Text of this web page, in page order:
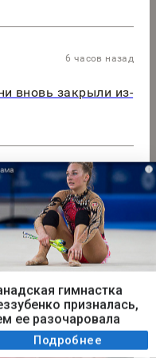
6 часов назад
вновь закрыли из-
6 часов назад
оружейными:
для Киева
посещения сайта
обрабатываем
использованием
LiveInternet.
i
гимнастка
призналась,
ее разочаровала
Подробнее